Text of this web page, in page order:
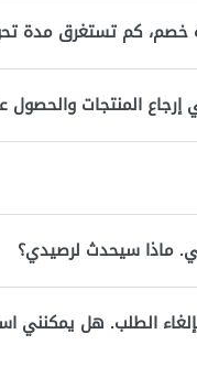
كم تستغرق مدة
المنتجات والحصول
ماذا سيحدث لرصيدي؟
الطلب. هل يمكنني